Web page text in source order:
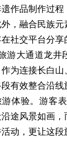
作品制作过
，融合民族
社交平台分享
游大通道龙井
为连接长白
有效整合沿
体验。游客
途风景如画
动，更让这